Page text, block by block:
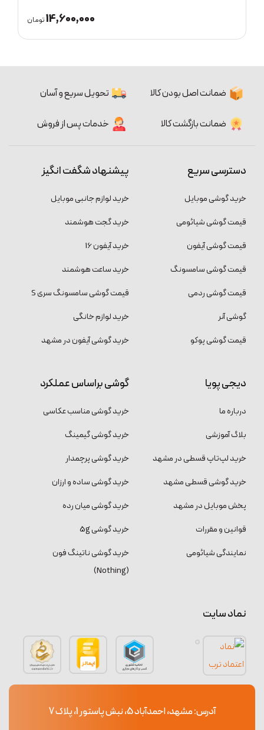
11,100,000تومان
ضمانت اصل بودن کالا تحویل سریع و آسان
ضمانت بازگشت کالا خدمات پس از فروش
دسترسی سریع
خرید گوشی موبایل
قیمت گوشی شیائومی
قیمت گوشی آیفون
قیمت گوشی سامسونگ
قیمت گوشی ردمی
گوشی آنر
قیمت گوشی پوکو
پیشنهاد شگفت انگیز
خرید لوازم جانبی موبایل
خرید گجت هوشمند
خرید آیفون 16
خرید ساعت هوشمند
قیمت گوشی سامسونگ سری S
خرید لوازم خانگی
خرید گوشی آیفون در مشهد
دیجی پویا
درباره ما
بلاگ آموزشی
خرید لپ‌تاپ قسطی در مشهد
خرید گوشی قسطی مشهد
پخش موبایل در مشهد
قوانین و مقررات
نمایندگی شیائومی
گوشی براساس عملکرد
خرید گوشی مناسب عکاسی
خرید گوشی گیمینگ
خرید گوشی پرچمدار
خرید گوشی ساده و ارزان
خرید گوشی میان رده
خرید گوشی 5g
خرید گوشی ناتینگ فون
(Nothing)
نماد سایت
آدرس: مشهد، احمدآباد 5، نبش پاستور 1، پلاک 7